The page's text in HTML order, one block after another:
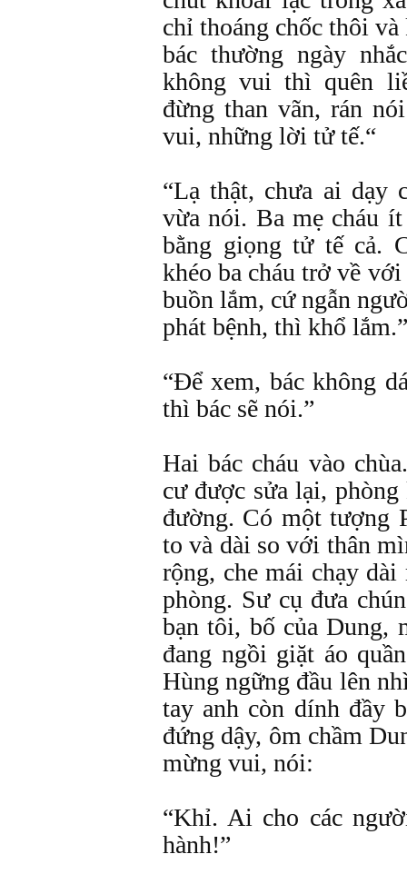
chỉ thoáng chốc thôi
bác thường ngày
không vui thì quên
đừng than vãn, rán
vui, những lời tử tế.“
“Lạ thật, chưa ai dạy
vừa nói. Ba mẹ cháu
bằng giọng tử tế cả.
khéo ba cháu trở về
buồn lắm, cứ ngẫn
phát bệnh, thì khổ lắm.”
“Ðể xem, bác không
thì bác sẽ nói.”
Hai bác cháu vào
cư được sửa lại,
đường. Có một tượng
to và dài so với thân
rộng, che mái chạy
phòng. Sư cụ đưa
bạn tôi, bố của Dung,
đang ngồi giặt áo
Hùng ngững đầu lên
tay anh còn dính đầy
đứng dậy, ôm chầm
mừng vui, nói:
“Khỉ. Ai cho các
hành!”